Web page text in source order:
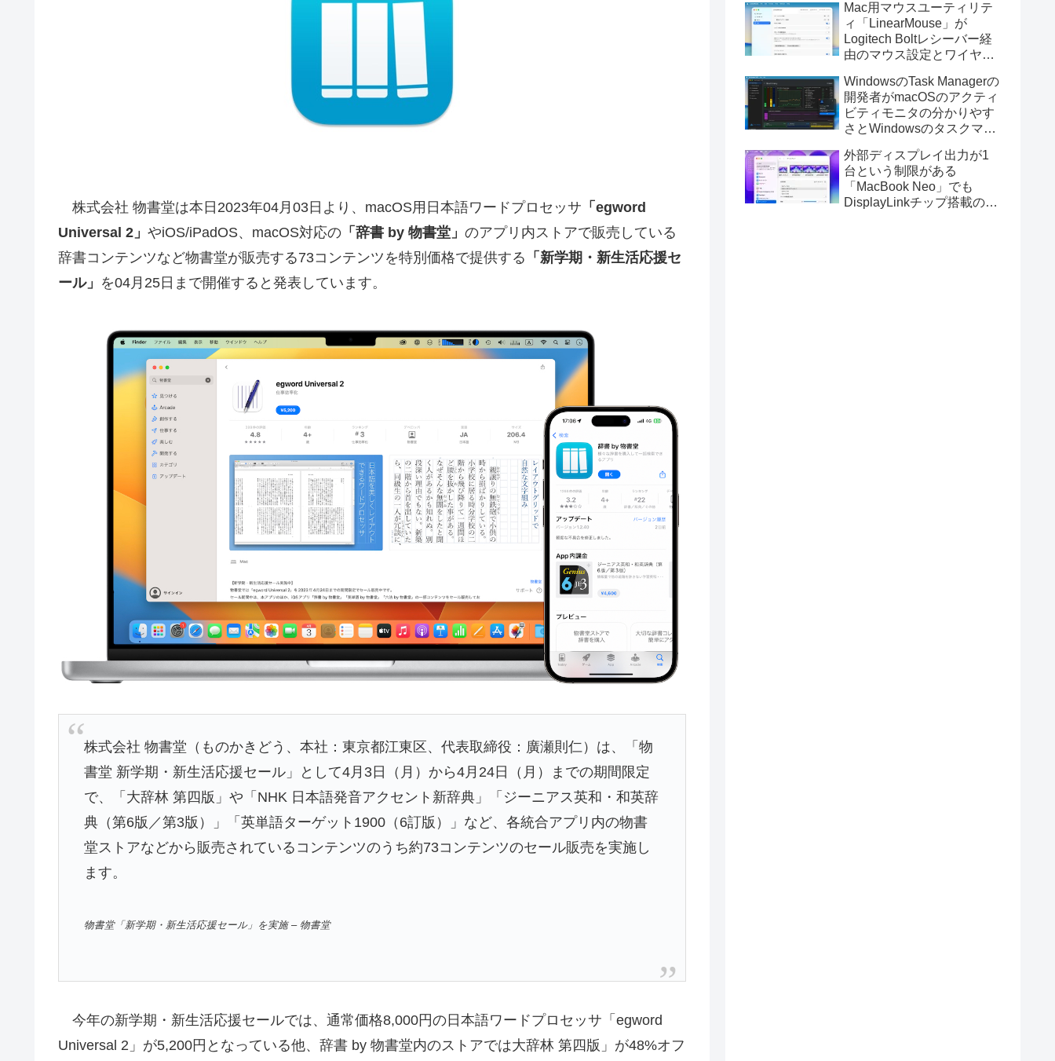
株式会社 物書堂は本日2023年04月03日より、macOS用日本語ワードプロセッサ 「egword
Universal 2」 やiOS/iPadOS、macOS対応の 「辞書 by 物書堂」 のアプリ内ストアで販売している
辞書コンテンツなど物書堂が販売する73コンテンツを特別価格で提供する 「新学期・新生活応援セ
ール」 を04月25日まで開催すると発表しています。
株式会社 物書堂（ものかきどう、本社：東京都江東区、代表取締役：廣瀬則仁）は、「物
書堂 新学期・新生活応援セール」として4月3日（月）から4月24日（月）までの期間限定
で、「大辞林 第四版」や「NHK 日本語発音アクセント新辞典」「ジーニアス英和・和英辞
典（第6版／第3版）」「英単語ターゲット1900（6訂版）」など、各統合アプリ内の物書
堂ストアなどから販売されているコンテンツのうち約73コンテンツのセール販売を実施し
ます。
物書堂「新学期・新生活応援セール」を実施 – 物書堂
今年の新学期・新生活応援セールでは、通常価格8,000円の日本語ワードプロセッサ「egword
Universal 2」が5,200円となっている他、辞書 by 物書堂内のストアでは大辞林 第四版」が48%オフ
トーラの作成に対応。
Mac用マウスユーティリテ
ィ「LinearMouse」が
Logitech Boltレシーバー経
由のマウス設定とワイヤレ
ックボールに対応。
WindowsのTask Managerの
開発者がmacOSのアクティ
ビティモニタの分かりやす
さとWindowsのタスクマネ
Mac用システムモニタアプ
リ「Task Manager TMOG」
のBeta版を公開。
外部ディスプレイ出力が1
台という制限がある
「MacBook Neo」でも
DisplayLinkチップ搭載の